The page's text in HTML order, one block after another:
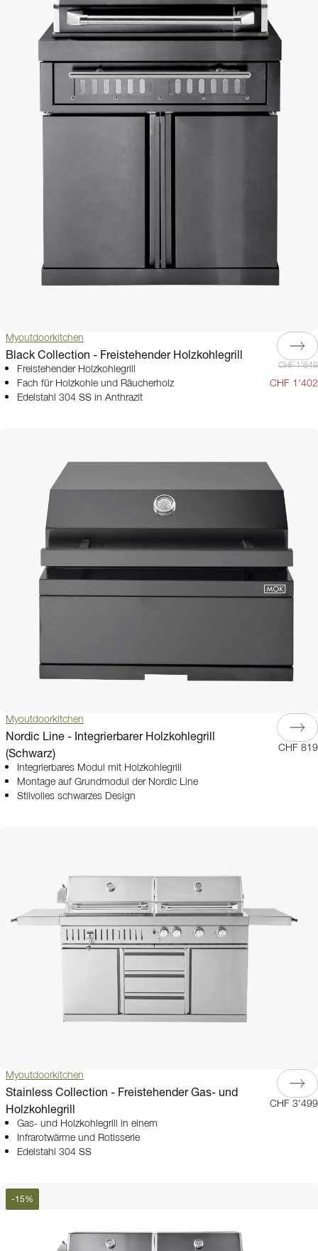
Für Ihre individuelle Outdoorküche lässt sich der freistehende
Holzkohlegrill flexibel mit unseren modularen Küchenelementen
vorkonfigurierten Modulpakete.
Myoutdoorkitchen
Black Collection - Freistehender Holzkohlegrill
Freistehender Holzkohlegrill
Fach für Holzkohle und Räucherholz
Edelstahl 304 SS in Anthrazit
CHF 1'649
CHF 1'402
Myoutdoorkitchen
Nordic Line - Integrierbarer Holzkohlegrill
(Schwarz)
Integrierbares Modul mit Holzkohlegrill
Montage auf Grundmodul der Nordic Line
Stilvolles schwarzes Design
CHF 819
Myoutdoorkitchen
Stainless Collection - Freistehender Gas- und
Holzkohlegrill
Gas- und Holzkohlegrill in einem
Infrarotwärme und Rotisserie
Edelstahl 304 SS
CHF 3'499
-15%